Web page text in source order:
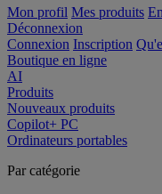
Mon profil Mes produits
Déconnexion
Connexion Inscription
Boutique en ligne
AI
Produits
Nouveaux produits
Copilot+ PC
Ordinateurs portables
Par catégorie